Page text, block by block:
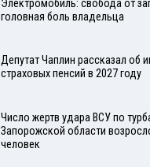
Электромобиль: свобода от
головная боль владельца
Депутат Чаплин рассказал об
страховых пенсий в 2027 году
Число жертв удара ВСУ по
Запорожской области
человек